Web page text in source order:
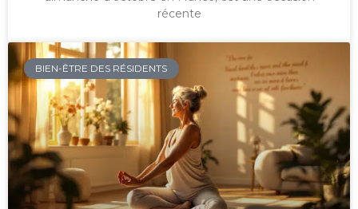
récente
BIEN-ÊTRE DES RÉSIDENTS